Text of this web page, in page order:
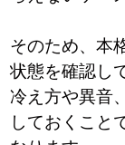
そのため、本
状態を確認し
冷え方や異音
しておくこと